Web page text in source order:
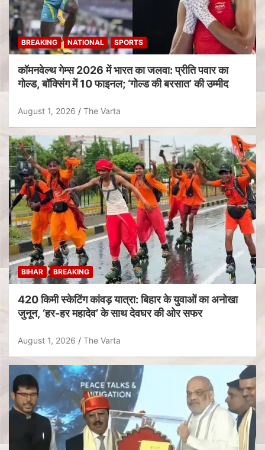
BREAKING NATIONAL SPORTS
कॉमनवेल्थ गेम्स 2026 में भारत का जलवा: प्रीति पवार का
गोल्ड, बॉक्सिंग में 10 फाइनल; ‘गोल्ड की बरसात’ की उम्मीद
August 1, 2026 The Varta
BIHAR BREAKING
420 किमी स्केटिंग कांवड़ यात्रा: बिहार के युवाओं का अनोखा
जुनून, ‘हर-हर महादेव’ के साथ देवघर की ओर सफर
August 1, 2026 The Varta